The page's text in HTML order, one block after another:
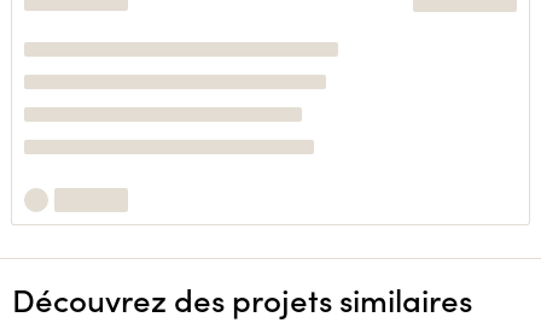
Découvrez des projets similaires